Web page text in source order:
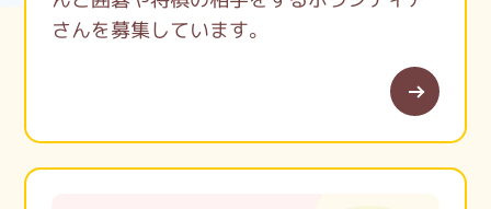
さんを募集しています。